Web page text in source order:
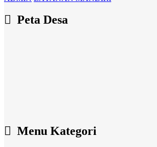
Peta Desa
Menu Kategori